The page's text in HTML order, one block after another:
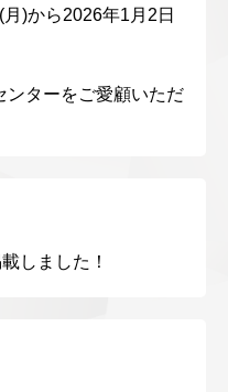
)から2026年1月2日
ンターをご愛顧いただ
しました！